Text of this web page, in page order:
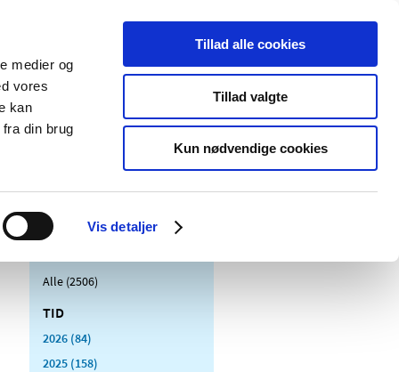
medier og
vores
kan
din brug
Vis detaljer
Tillad alle cookies
Tillad valgte
Kun nødvendige cookies
Særlige
produktområder
Alle (2506)
TID
2026 (84)
2025 (158)